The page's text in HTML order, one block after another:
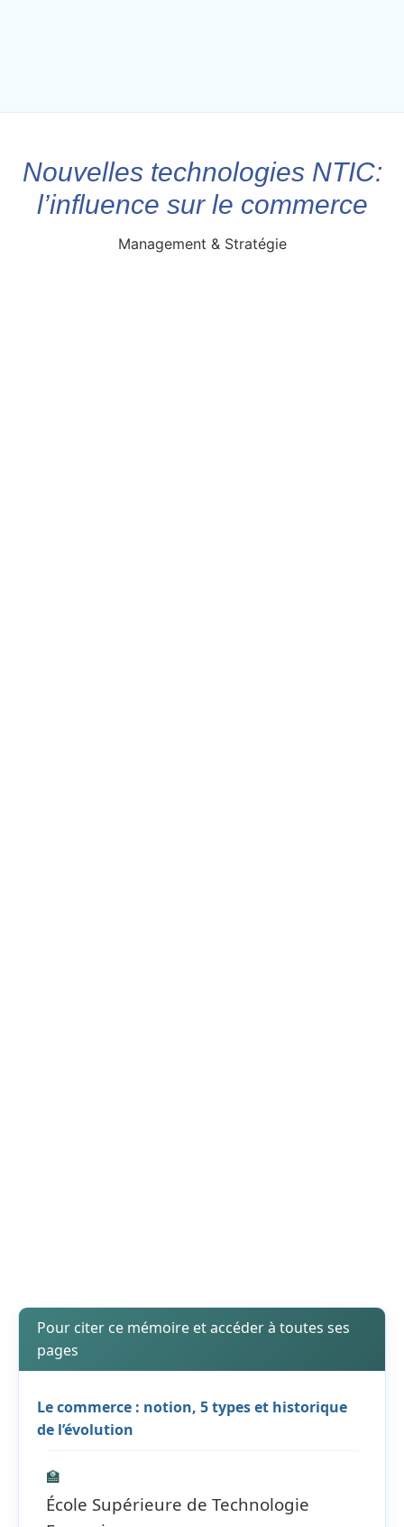
Nouvelles technologies NTIC:
l’influence sur le commerce
Management & Stratégie
Pour citer ce mémoire et accéder à toutes ses
pages
Le commerce : notion, 5 types et historique
de l’évolution
🏫
École Supérieure de Technologie